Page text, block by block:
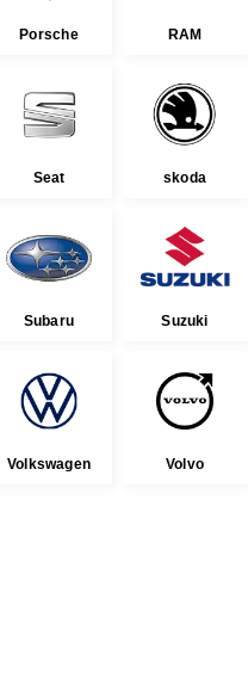
Porsche RAM
Seat skoda
Subaru Suzuki
Volkswagen Volvo